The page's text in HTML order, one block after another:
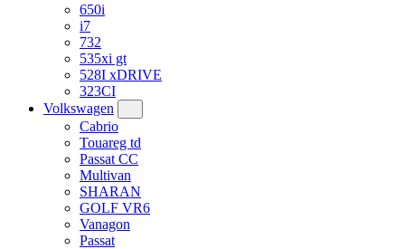
650i
i7
732
535xi gt
528I xDRIVE
323CI
Volkswagen
Cabrio
Touareg td
Passat CC
Multivan
SHARAN
GOLF VR6
Vanagon
Passat